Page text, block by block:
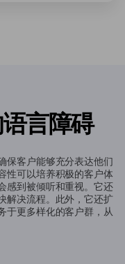
言障碍
保客户能够充分表达他们
性可以培养积极的客户体
感到被倾听和重视。它还
解决流程。此外，它还扩
于更多样化的客户群，从